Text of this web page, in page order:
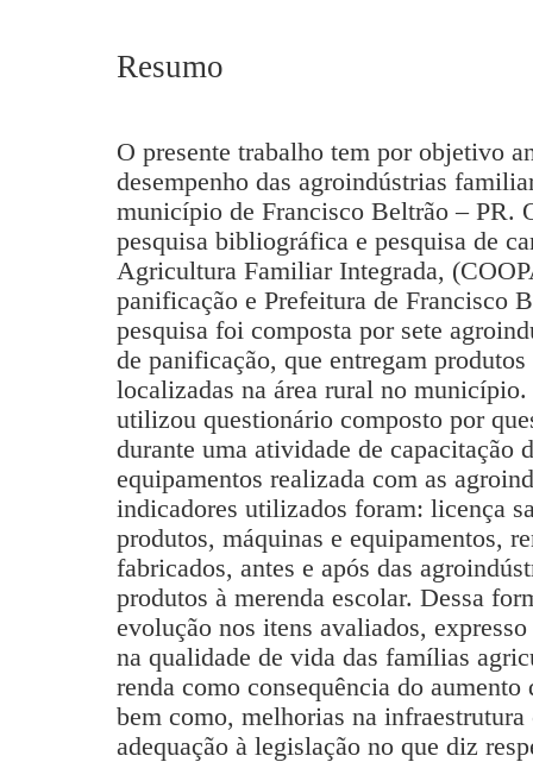
Resumo
O presente trabalho tem por objetivo
desempenho das agroindústrias
município de Francisco Beltrão – PR.
pesquisa bibliográfica e pesquisa de
Agricultura Familiar Integrada,
panificação e Prefeitura de Francisco
pesquisa foi composta por sete
de panificação, que entregam produtos
localizadas na área rural no município.
utilizou questionário composto por
durante uma atividade de capacitação
equipamentos realizada com as
indicadores utilizados foram: licença
produtos, máquinas e equipamentos,
fabricados, antes e após das
produtos à merenda escolar. Dessa
evolução nos itens avaliados,
na qualidade de vida das famílias
renda como consequência do
bem como, melhorias na infraestrutura
adequação à legislação no que diz